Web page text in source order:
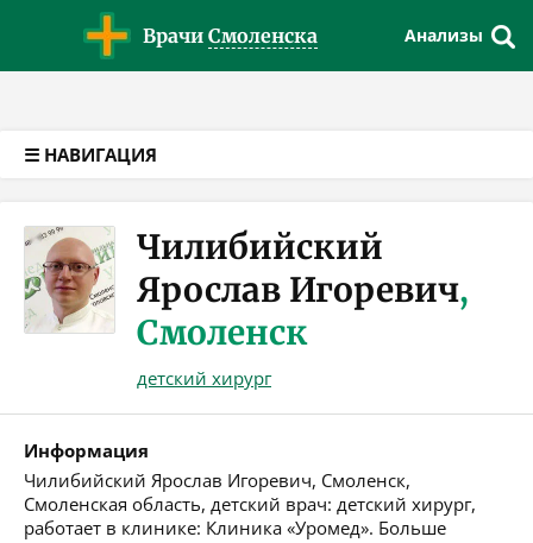
Врачи Смоленска Анализы
☰ НАВИГАЦИЯ
Чилибийский
Ярослав Игоревич,
Смоленск
детский хирург
Информация
Чилибийский Ярослав Игоревич, Смоленск,
Смоленская область, детский врач: детский хирург,
работает в клинике: Клиника «Уромед». Больше